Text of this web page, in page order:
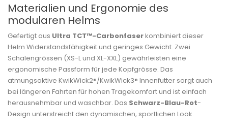
Materialien und Ergonomie des
modularen Helms
Gefertigt aus Ultra TCT™-Carbonfaserkombiniert dieser
Helm Widerstandsfähigkeit und geringes Gewicht. Zwei
Schalengrössen (XS-L und XL-XXL) gewährleisten eine
ergonomische Passform für jede Kopfgrösse. Das
atmungsaktive KwikWick2®/KwikWick3® Innenfutter sorgt auch
bei längeren Fahrten für hohen Tragekomfort und ist einfach
herausnehmbar und waschbar. Das Schwarz-Blau-Rot-
Design unterstreicht den dynamischen, sportlichen Look.